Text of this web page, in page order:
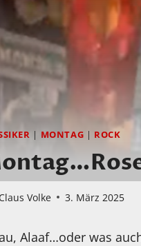
| MONTAG | ROCK
Claus Volke 3. März 2025
Alaaf…oder was